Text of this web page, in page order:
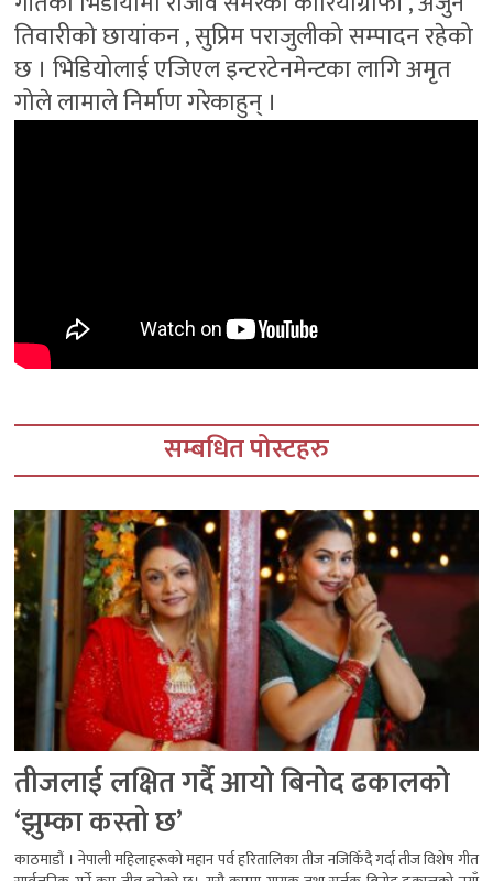
तिवारीको छायांकन , सुप्रिम पराजुलीको सम्पादन रहेको
छ । भिडियोलाई एजिएल इन्टरटेनमेन्टका लागि अमृत
गोले लामाले निर्माण गरेकाहुन् ।
सम्बधित पोस्टहरु
तीजलाई लक्षित गर्दै आयो बिनोद ढकालको
‘झुम्का कस्तो छ’
काठमाडौं । नेपाली महिलाहरूको महान पर्व हरितालिका तीज नजिकिँदै गर्दा तीज विशेष गीत